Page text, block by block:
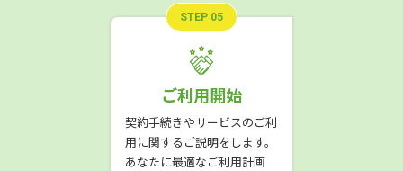
STEP 05
ご利用開始
契約手続きやサービスのご利
用に関するご説明をします。
あなたに最適なご利用計画